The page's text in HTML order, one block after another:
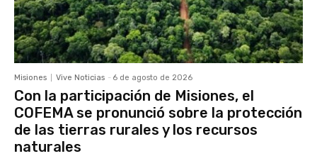
Misiones Vive Noticias - 6 de agosto de 2026
Con la participación de Misiones, el
COFEMA se pronunció sobre la protección
de las tierras rurales y los recursos
naturales